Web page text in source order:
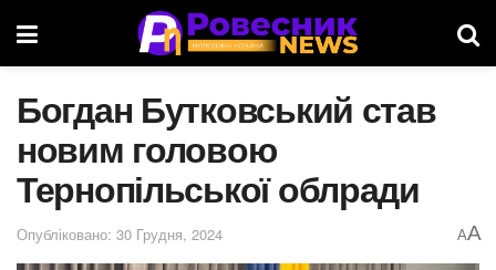
Богдан Бутковський став
новим головою
Тернопільської облради
Опубліковано: 30 Грудня, 2024 AA